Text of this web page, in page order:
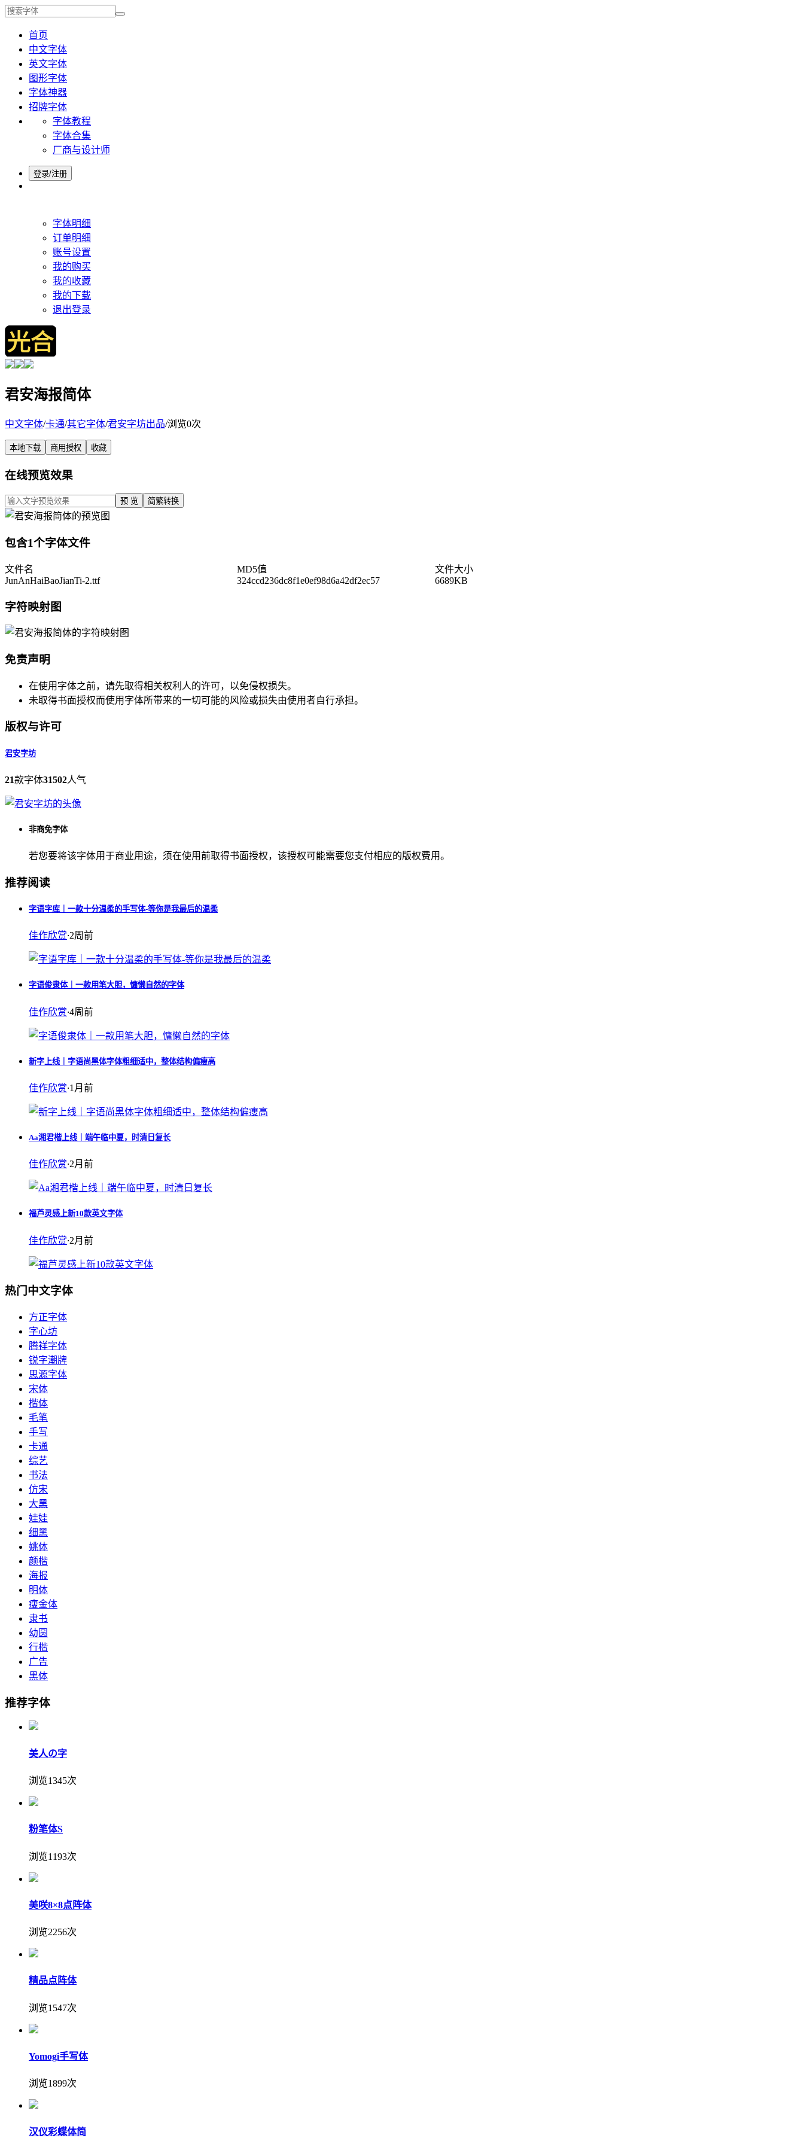
首页
中文字体
英文字体
图形字体
字体神器
招牌字体
字体教程
字体合集
厂商与设计师
登录/注册
字体明细
订单明细
账号设置
我的购买
我的收藏
我的下载
退出登录
君安海报简体
中文字体/卡通/其它字体/君安字坊出品/浏览0次
本地下载 商用授权 收藏
在线预览效果
预 览 简繁转换
包含1个字体文件
文件名 MD5值
文件大小
JunAnHaiBaoJianTi-2.ttf
324ccd236dc8f1e0ef98d6a42df2ec57 6689KB
字符映射图
免责声明
在使用字体之前，请先取得相关权利人的许可，以免侵权损失。
未取得书面授权而使用字体所带来的一切可能的风险或损失由使用者自行承担。
版权与许可
君安字坊
21款字体31502人气
非商免字体
若您要将该字体用于商业用途，须在使用前取得书面授权，该授权可能需要您支付相应的版权费用。
推荐阅读
字语字库｜一款十分温柔的手写体-等你是我最后的温柔
佳作欣赏·2周前
字语俊隶体｜一款用笔大胆，慵懒自然的字体
佳作欣赏·4周前
新字上线｜字语尚黑体字体粗细适中，整体结构偏瘦高
佳作欣赏·1月前
Aa湘君楷上线｜端午临中夏，时清日复长
佳作欣赏·2月前
福芦灵感上新10款英文字体
佳作欣赏·2月前
热门中文字体
方正字体
字心坊
腾祥字体
锐字潮牌
思源字体
宋体
楷体
毛笔
手写
卡通
综艺
书法
仿宋
大黑
娃娃
细黑
姚体
颜楷
海报
明体
瘦金体
隶书
幼圆
行楷
广告
黑体
推荐字体
美人の字
浏览1345次
粉笔体S
浏览1193次
美咲8×8点阵体
浏览2256次
精品点阵体
浏览1547次
Yomogi手写体
浏览1899次
汉仪彩蝶体简